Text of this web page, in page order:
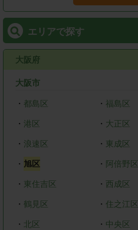
エリアで探す
大阪府
大阪市
・ 都島区 ・ 福島区
・ 港区 ・ 大正区
・ 浪速区 ・ 東成区
・ 旭区 ・ 阿倍野区
・ 東住吉区 ・ 西成区
・ 鶴見区 ・ 住之江区
・ 北区 ・ 中央区